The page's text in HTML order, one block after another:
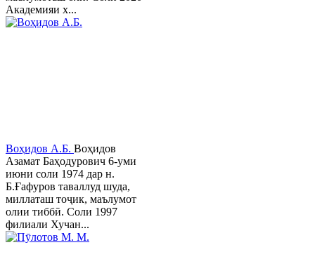
Академияи х...
Воҳидов А.Б. Воҳидов
Азамат Баҳодурович 6-уми
июни соли 1974 дар н.
Б.Ғафуров таваллуд шуда,
миллаташ тоҷик, маълумот
олии тиббӣ. Соли 1997
филиали Хучан...